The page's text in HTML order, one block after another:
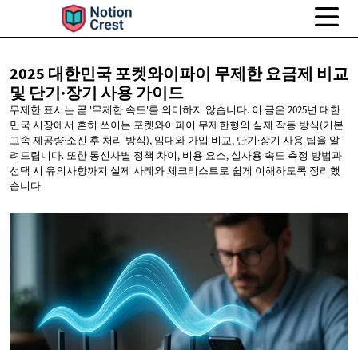
2025 대한민국 포켓와이파이 무제한 요금제 비교
및 단기·장기 사용 가이드
무제한 표시는 곧 '무제한 속도'를 의미하지 않습니다. 이 글은 2025년 대한
민국 시장에서 흔히 쓰이는 포켓와이파이 무제한형의 실제 작동 방식(기본
고속 제공량·소진 후 처리 방식), 임대와 가입 비교, 단기·장기 사용 팁을 알
려드립니다. 또한 통신사별 정책 차이, 비용 요소, 실사용 속도 측정 방법과
선택 시 유의사항까지 실제 사례와 체크리스트로 쉽게 이해하도록 정리했
습니다.